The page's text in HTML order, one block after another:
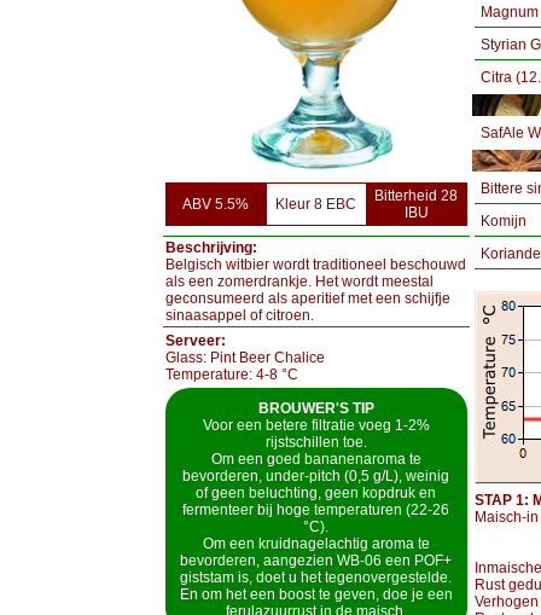
ABV 5.5% Kleur 8 EBC
Bitterheid 28
IBU
Beschrijving:
Belgisch witbier wordt traditioneel beschouwd
als een zomerdrankje. Het wordt meestal
geconsumeerd als aperitief met een schijfje
sinaasappel of citroen.
Serveer:
Glass: Pint Beer Chalice
Temperature: 4-8 °C
BROUWER'S TIP
Voor een betere filtratie voeg 1-2%
rijstschillen toe.
Om een goed bananenaroma te
bevorderen, under-pitch (0,5 g/L), weinig
of geen beluchting, geen kopdruk en
fermenteer bij hoge temperaturen (22-26
°C).
Om een kruidnagelachtig aroma te
bevorderen, aangezien WB-06 een POF+
giststam is, doet u het tegenovergestelde.
En om het een boost te geven, doe je een
ferulazuurrust in de maisch.
Styrian
Citra
SafAle
Bittere
Komijn
STAP 1:
Maisch-
Rust
Verhogen